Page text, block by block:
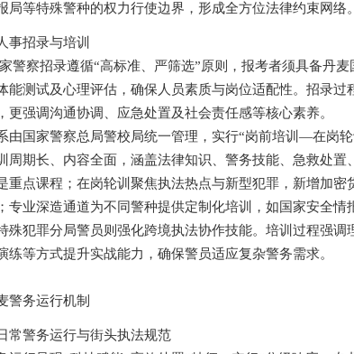
局等特殊警种的权力行使边界，形成全方位法律约束网络。
招录与培训
察招录遵循“高标准、严筛选”原则，报考者须具备丹麦
能测试及心理评估，确保人员素质与岗位适配性。招录过
更强调沟通协调、应急处置及社会责任感等核心素养。
国家警察总局警校局统一管理，实行“岗前培训—在岗
周期长、内容全面，涵盖法律知识、警务技能、急救处置
重点课程；在岗轮训聚焦执法热点与新型犯罪，新增加密
专业深造通道为不同警种提供定制化培训，如国家安全情
殊犯罪分局警员则强化跨境执法协作技能。培训过程强调
练等方式提升实战能力，确保警员适应复杂警务需求。
务运行机制
警务运行与街头执法规范